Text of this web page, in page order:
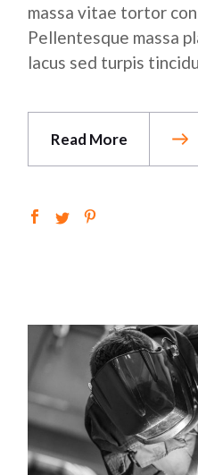
massa vitae tortor
Pellentesque massa
lacus sed turpis
Read More